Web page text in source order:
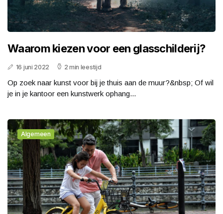
Waarom kiezen voor een glasschilderij?
16 juni 2022 2 min leestijd
Op zoek naar kunst voor bij je thuis aan de muur?&nbsp; Of wil
je in je kantoor een kunstwerk ophang...
Algemeen